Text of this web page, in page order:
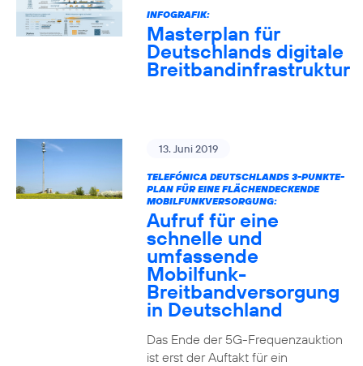
INFOGRAFIK:
Masterplan für
Deutschlands digitale
Breitbandinfrastruktur
13. Juni 2019
TELEFÓNICA DEUTSCHLANDS 3-PUNKTE-
PLAN FÜR EINE FLÄCHENDECKENDE
MOBILFUNKVERSORGUNG:
Aufruf für eine
schnelle und
umfassende
Mobilfunk-
Breitbandversorgung
in Deutschland
Das Ende der 5G-Frequenzauktion
ist erst der Auftakt für ein